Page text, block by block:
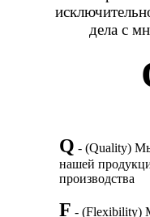
дела с
Q - (Quality)
нашей
производства
F - (Flexibility)